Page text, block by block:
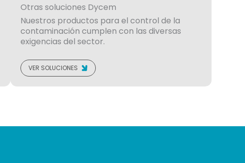
Otras soluciones Dycem
Nuestros productos para el control de la
contaminación cumplen con las diversas
exigencias del sector.
VER SOLUCIONES